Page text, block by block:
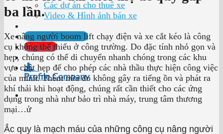
Các dự án cho thuê xe
Video & Hình ảnh bán xe
Tư vấn & báo giá
Gọi ngay
Profile Company
ba lần.
Xe nâng người boom lift chạy điện và xe cắt kéo là công
cụ không thể thiếu ở công trường. Do đặc tính nhỏ gọn và
hẹp, chúng có thể di chuyển nhanh chóng trong các khu
vực chật hẹp để cho phép các nhà thầu thực hiện công việc
của mình. Thêm nữa do không gây ra tiếng ồn và phát ra
khí thải khi hoạt động, chúng rất cần thiết cho các ứng
dụng trong nhà như bảo trì nhà máy, trung tâm thương
mại…ử
Ắc quy là mạch máu của những công cụ nâng người